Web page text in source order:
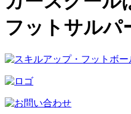
フットサルパ